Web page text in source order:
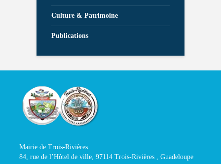
Culture & Patrimoine
Publications
Mairie de Trois-Rivières
84, rue de l’Hôtel de ville, 97114 Trois-Rivières , Guadeloupe